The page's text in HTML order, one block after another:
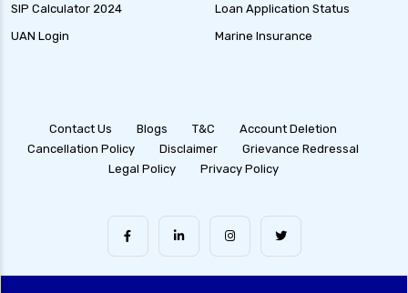
SIP Calculator 2024
UAN Login
Loan Application Status
Marine Insurance
Contact Us Blogs T&C
Account Deletion
Cancellation Policy
Disclaimer
Grievance Redressal
Legal Policy
Privacy Policy